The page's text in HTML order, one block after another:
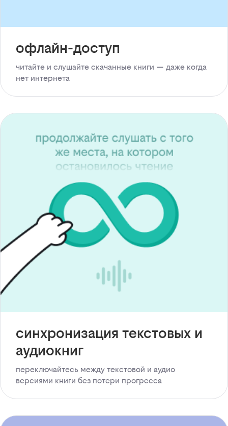
офлайн-доступ
читайте и слушайте скачанные книги — даже когда
нет интернета
синхронизация текстовых и
аудиокниг
переключайтесь между текстовой и аудио
версиями книги без потери прогресса